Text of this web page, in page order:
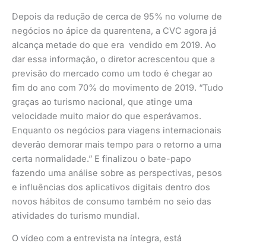
Depois da redução de cerca de 95% no volume de
negócios no ápice da quarentena, a CVC agora já
alcança metade do que era vendido em 2019. Ao
dar essa informação, o diretor acrescentou que a
previsão do mercado como um todo é chegar ao
fim do ano com 70% do movimento de 2019. “Tudo
graças ao turismo nacional, que atinge uma
velocidade muito maior do que esperávamos.
Enquanto os negócios para viagens internacionais
deverão demorar mais tempo para o retorno a uma
certa normalidade.” E finalizou o bate-papo
fazendo uma análise sobre as perspectivas, pesos
e influências dos aplicativos digitais dentro dos
novos hábitos de consumo também no seio das
atividades do turismo mundial.
O vídeo com a entrevista na íntegra, está